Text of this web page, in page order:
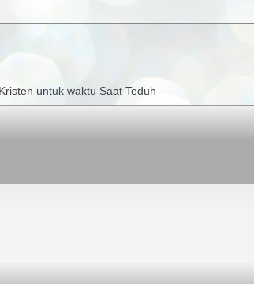
untuk waktu Saat Teduh